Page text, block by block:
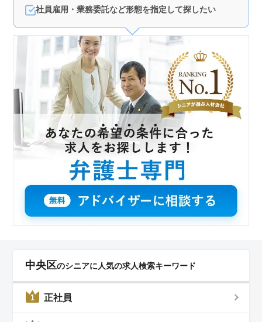
もサポートが充実しています。また、個人受任が可能
で、弁護士費用も事務所が負担してくれるため、安心し
て業務に集中できます。特許業務を強みに持ち、専門的
な知識を深めたい方に最適な環境です。
社員雇用・業務委託など形態を指定して探したい
中央区のシニアに人気の求人検索キーワード
1 正社員